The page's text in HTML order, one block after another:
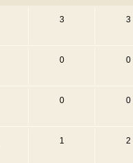
3 3
0 0
0 0
1 2